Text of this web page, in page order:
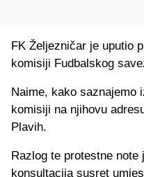
FK Željezničar je uputio
komisiji Fudbalskog
Naime, kako saznajemo
komisiji na njihovu
Plavih.
Razlog te protestne
konsultacija susret